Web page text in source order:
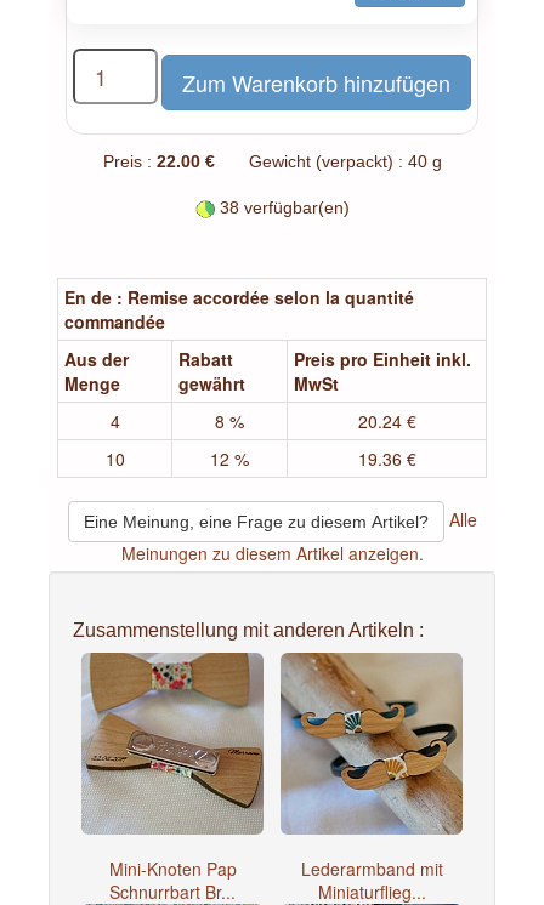
Preis : 22.00 € Gewicht (verpackt) : 40 g
38 verfügbar(en)
En de : Remise accordée selon la quantité
commandée
Aus der
Menge
Rabatt
gewährt
Preis pro Einheit inkl.
MwSt
4
8 %
20.24 €
10
12 % 19.36 €
Eine Meinung, eine Frage zu diesem Artikel?
Alle
Meinungen zu diesem Artikel anzeigen.
Zusammenstellung mit anderen Artikeln :
Mini-Knoten Pap
Schnurrbart Br...
Lederarmband mit
Miniaturflieg...